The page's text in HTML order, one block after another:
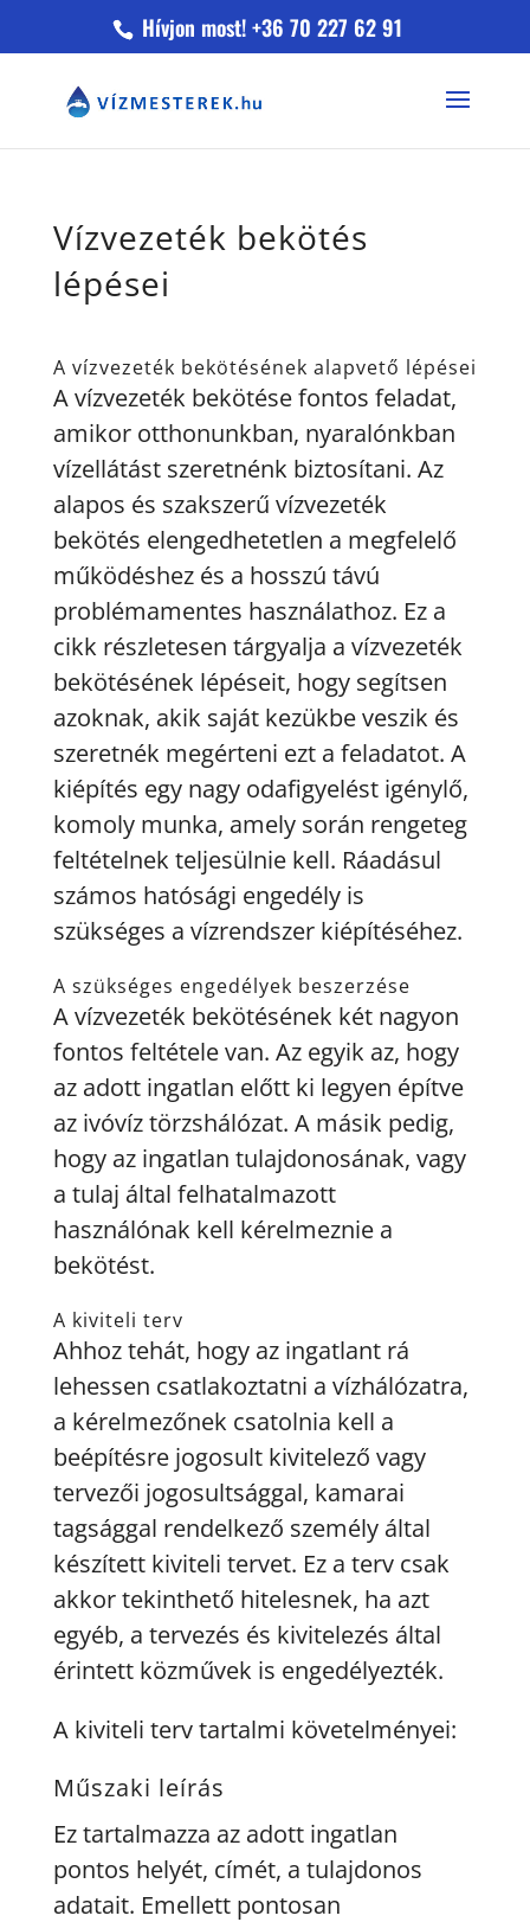
Hívjon most! +36 70 227 62 91
Vízvezeték bekötés
lépései
A vízvezeték bekötésének alapvető lépései
A vízvezeték bekötése fontos feladat,
amikor otthonunkban, nyaralónkban
vízellátást szeretnénk biztosítani. Az
alapos és szakszerű vízvezeték
bekötés elengedhetetlen a megfelelő
működéshez és a hosszú távú
problémamentes használathoz. Ez a
cikk részletesen tárgyalja a vízvezeték
bekötésének lépéseit, hogy segítsen
azoknak, akik saját kezükbe veszik és
szeretnék megérteni ezt a feladatot. A
kiépítés egy nagy odafigyelést igénylő,
komoly munka, amely során rengeteg
feltételnek teljesülnie kell. Ráadásul
számos hatósági engedély is
szükséges a vízrendszer kiépítéséhez.
A szükséges engedélyek beszerzése
A vízvezeték bekötésének két nagyon
fontos feltétele van. Az egyik az, hogy
az adott ingatlan előtt ki legyen építve
az ivóvíz törzshálózat. A másik pedig,
hogy az ingatlan tulajdonosának, vagy
a tulaj által felhatalmazott
használónak kell kérelmeznie a
bekötést.
A kiviteli terv
Ahhoz tehát, hogy az ingatlant rá
lehessen csatlakoztatni a vízhálózatra,
a kérelmezőnek csatolnia kell a
beépítésre jogosult kivitelező vagy
tervezői jogosultsággal, kamarai
tagsággal rendelkező személy által
készített kiviteli tervet. Ez a terv csak
akkor tekinthető hitelesnek, ha azt
egyéb, a tervezés és kivitelezés által
érintett közművek is engedélyezték.
A kiviteli terv tartalmi követelményei:
Műszaki leírás
Ez tartalmazza az adott ingatlan
pontos helyét, címét, a tulajdonos
adatait. Emellett pontosan